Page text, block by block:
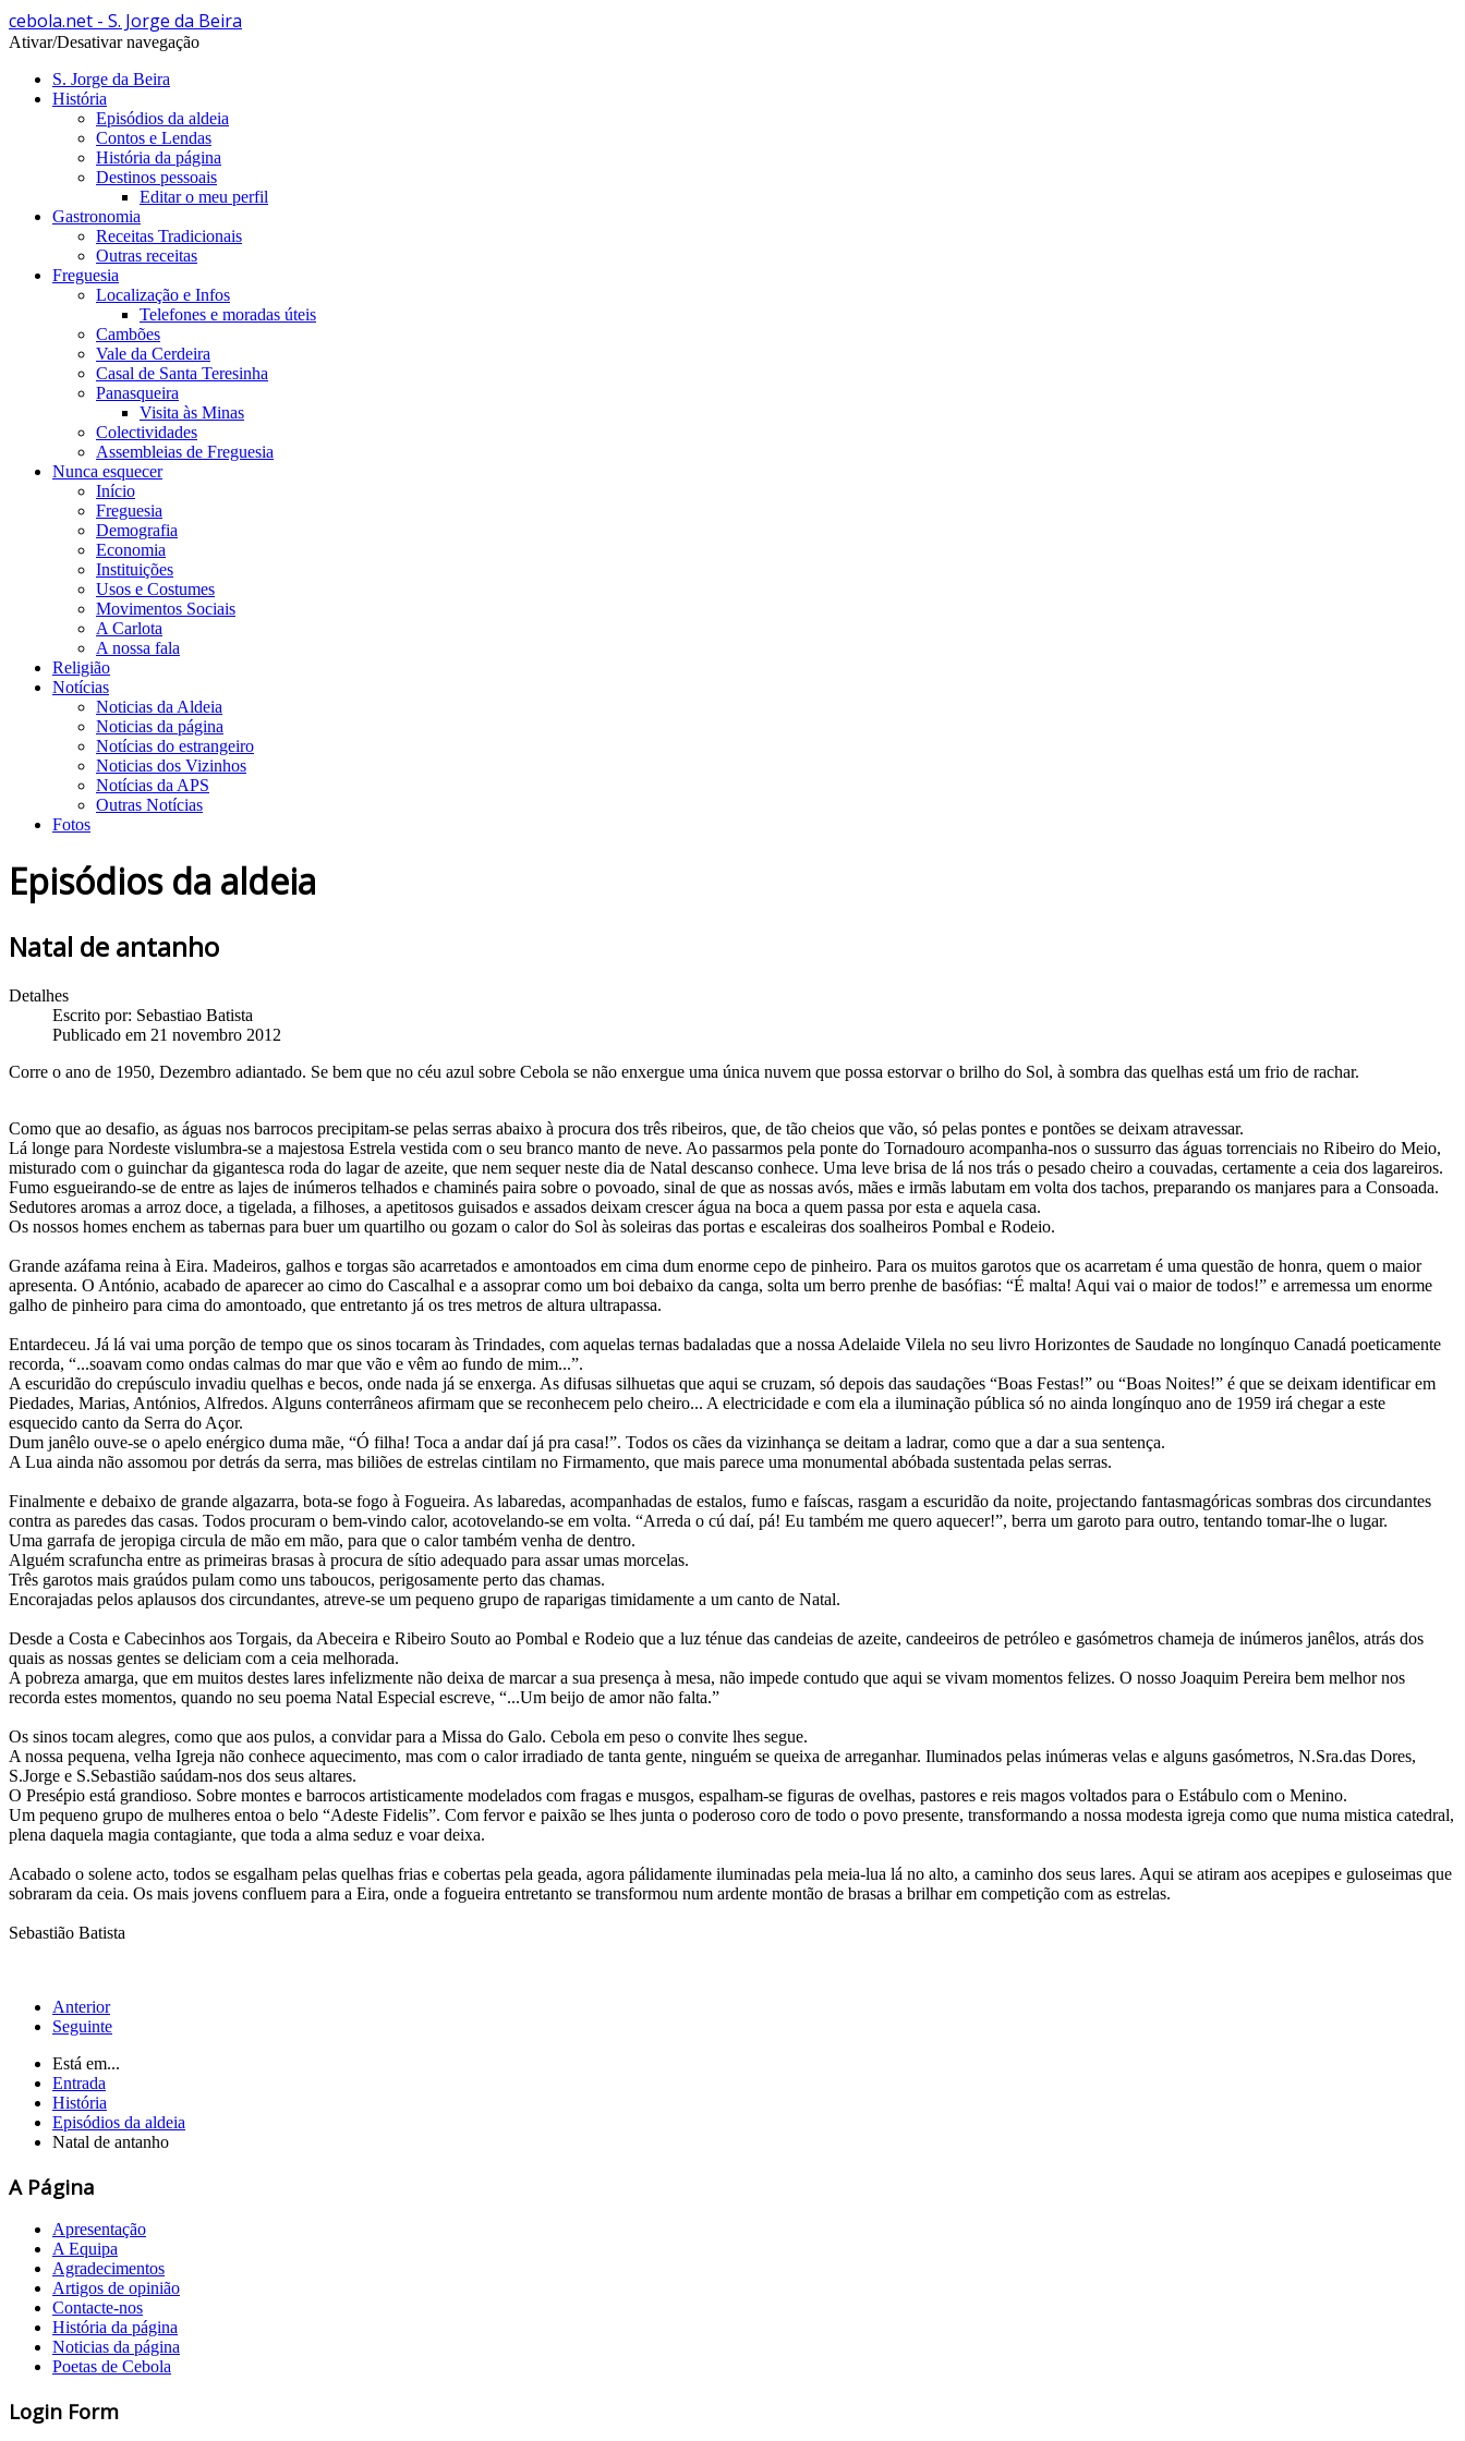
cebola.net - S. Jorge da Beira
Ativar/Desativar navegação
S. Jorge da Beira
História
Episódios da aldeia
Contos e Lendas
História da página
Destinos pessoais
Editar o meu perfil
Gastronomia
Receitas Tradicionais
Outras receitas
Freguesia
Localização e Infos
Telefones e moradas úteis
Cambões
Vale da Cerdeira
Casal de Santa Teresinha
Panasqueira
Visita às Minas
Colectividades
Assembleias de Freguesia
Nunca esquecer
Início
Freguesia
Demografia
Economia
Instituições
Usos e Costumes
Movimentos Sociais
A Carlota
A nossa fala
Religião
Notícias
Noticias da Aldeia
Noticias da página
Notícias do estrangeiro
Noticias dos Vizinhos
Notícias da APS
Outras Notícias
Fotos
Episódios da aldeia
Natal de antanho
Detalhes
Escrito por: Sebastiao Batista
Publicado em 21 novembro 2012
Corre o ano de 1950, Dezembro adiantado. Se bem que no céu azul sobre Cebola se não enxergue uma única nuvem que possa estorvar o brilho do Sol, à sombra das quelhas está um frio de rachar.
Como que ao desafio, as águas nos barrocos precipitam-se pelas serras abaixo à procura dos três ribeiros, que, de tão cheios que vão, só pelas pontes e pontões se deixam atravessar.
Lá longe para Nordeste vislumbra-se a majestosa Estrela vestida com o seu branco manto de neve. Ao passarmos pela ponte do Tornadouro acompanha-nos o sussurro das águas torrenciais no Ribeiro do Meio,
misturado com o guinchar da gigantesca roda do lagar de azeite, que nem sequer neste dia de Natal descanso conhece. Uma leve brisa de lá nos trás o pesado cheiro a couvadas, certamente a ceia dos lagareiros.
Fumo esgueirando-se de entre as lajes de inúmeros telhados e chaminés paira sobre o povoado, sinal de que as nossas avós, mães e irmãs labutam em volta dos tachos, preparando os manjares para a Consoada.
Sedutores aromas a arroz doce, a tigelada, a filhoses, a apetitosos guisados e assados deixam crescer água na boca a quem passa por esta e aquela casa.
Os nossos homes enchem as tabernas para buer um quartilho ou gozam o calor do Sol às soleiras das portas e escaleiras dos soalheiros Pombal e Rodeio.
Grande azáfama reina à Eira. Madeiros, galhos e torgas são acarretados e amontoados em cima dum enorme cepo de pinheiro. Para os muitos garotos que os acarretam é uma questão de honra, quem o maior
apresenta. O António, acabado de aparecer ao cimo do Cascalhal e a assoprar como um boi debaixo da canga, solta um berro prenhe de basófias: “É malta! Aqui vai o maior de todos!” e arremessa um enorme
galho de pinheiro para cima do amontoado, que entretanto já os tres metros de altura ultrapassa.
Entardeceu. Já lá vai uma porção de tempo que os sinos tocaram às Trindades, com aquelas ternas badaladas que a nossa Adelaide Vilela no seu livro Horizontes de Saudade no longínquo Canadá poeticamente
recorda, “...soavam como ondas calmas do mar que vão e vêm ao fundo de mim...”.
A escuridão do crepúsculo invadiu quelhas e becos, onde nada já se enxerga. As difusas silhuetas que aqui se cruzam, só depois das saudações “Boas Festas!” ou “Boas Noites!” é que se deixam identificar em
Piedades, Marias, Antónios, Alfredos. Alguns conterrâneos afirmam que se reconhecem pelo cheiro... A electricidade e com ela a iluminação pública só no ainda longínquo ano de 1959 irá chegar a este
esquecido canto da Serra do Açor.
Dum janêlo ouve-se o apelo enérgico duma mãe, “Ó filha! Toca a andar daí já pra casa!”. Todos os cães da vizinhança se deitam a ladrar, como que a dar a sua sentença.
A Lua ainda não assomou por detrás da serra, mas biliões de estrelas cintilam no Firmamento, que mais parece uma monumental abóbada sustentada pelas serras.
Finalmente e debaixo de grande algazarra, bota-se fogo à Fogueira. As labaredas, acompanhadas de estalos, fumo e faíscas, rasgam a escuridão da noite, projectando fantasmagóricas sombras dos circundantes
contra as paredes das casas. Todos procuram o bem-vindo calor, acotovelando-se em volta. “Arreda o cú daí, pá! Eu também me quero aquecer!”, berra um garoto para outro, tentando tomar-lhe o lugar.
Uma garrafa de jeropiga circula de mão em mão, para que o calor também venha de dentro.
Alguém scrafuncha entre as primeiras brasas à procura de sítio adequado para assar umas morcelas.
Três garotos mais graúdos pulam como uns taboucos, perigosamente perto das chamas.
Encorajadas pelos aplausos dos circundantes, atreve-se um pequeno grupo de raparigas timidamente a um canto de Natal.
Desde a Costa e Cabecinhos aos Torgais, da Abeceira e Ribeiro Souto ao Pombal e Rodeio que a luz ténue das candeias de azeite, candeeiros de petróleo e gasómetros chameja de inúmeros janêlos, atrás dos
quais as nossas gentes se deliciam com a ceia melhorada.
A pobreza amarga, que em muitos destes lares infelizmente não deixa de marcar a sua presença à mesa, não impede contudo que aqui se vivam momentos felizes. O nosso Joaquim Pereira bem melhor nos
recorda estes momentos, quando no seu poema Natal Especial escreve, “...Um beijo de amor não falta.”
Os sinos tocam alegres, como que aos pulos, a convidar para a Missa do Galo. Cebola em peso o convite lhes segue.
A nossa pequena, velha Igreja não conhece aquecimento, mas com o calor irradiado de tanta gente, ninguém se queixa de arreganhar. Iluminados pelas inúmeras velas e alguns gasómetros, N.Sra.das Dores,
S.Jorge e S.Sebastião saúdam-nos dos seus altares.
O Presépio está grandioso. Sobre montes e barrocos artisticamente modelados com fragas e musgos, espalham-se figuras de ovelhas, pastores e reis magos voltados para o Estábulo com o Menino.
Um pequeno grupo de mulheres entoa o belo “Adeste Fidelis”. Com fervor e paixão se lhes junta o poderoso coro de todo o povo presente, transformando a nossa modesta igreja como que numa mistica catedral,
plena daquela magia contagiante, que toda a alma seduz e voar deixa.
Acabado o solene acto, todos se esgalham pelas quelhas frias e cobertas pela geada, agora pálidamente iluminadas pela meia-lua lá no alto, a caminho dos seus lares. Aqui se atiram aos acepipes e guloseimas que
sobraram da ceia. Os mais jovens confluem para a Eira, onde a fogueira entretanto se transformou num ardente montão de brasas a brilhar em competição com as estrelas.
Sebastião Batista
Anterior
Seguinte
Está em...
Entrada
História
Episódios da aldeia
Natal de antanho
A Página
Apresentação
A Equipa
Agradecimentos
Artigos de opinião
Contacte-nos
História da página
Noticias da página
Poetas de Cebola
Login Form